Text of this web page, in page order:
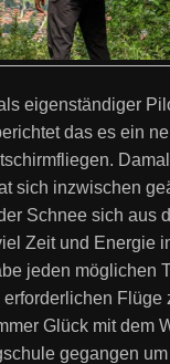
eigenständiger
das es ein
sich inzwischen
Schnee sich aus
Zeit und Energie
jeden möglichen
Flüge
Glück mit dem
gegangen